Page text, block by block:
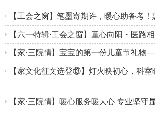
【工会之窗】笔墨寄期许，暖心助备考
护航中高考职工家庭
【六一特辑·工会之窗】童心向阳・医路
亲子嘉年华圆满落幕，欢乐瞬间超暖心！
【家·三院情】宝宝的第一份儿童节礼
儿科举办“心手相牵·爱伴新生”暖心活动
【家文化征文选登⑬】灯火映初心，科室
【家·三院情】暖心服务暖人心 专业坚